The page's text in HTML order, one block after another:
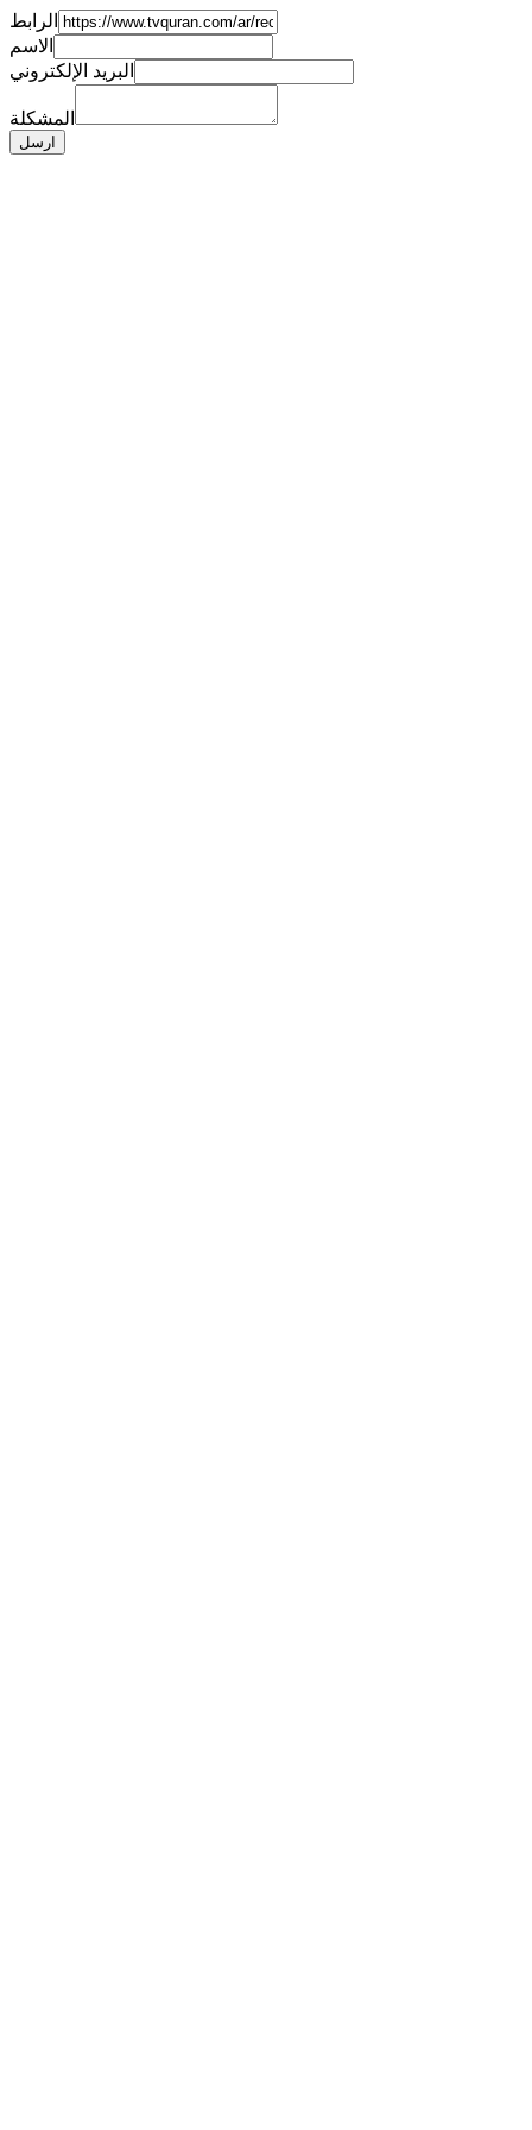
الرابط
الاسم
البريد الإلكتروني
المشكلة
ارسل